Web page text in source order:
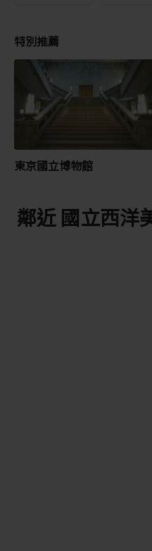
特別推薦
東京國立博物館
鄰近 國立西洋